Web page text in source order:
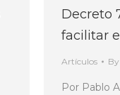
Decreto
facilitar
Artículos By
Por Pablo